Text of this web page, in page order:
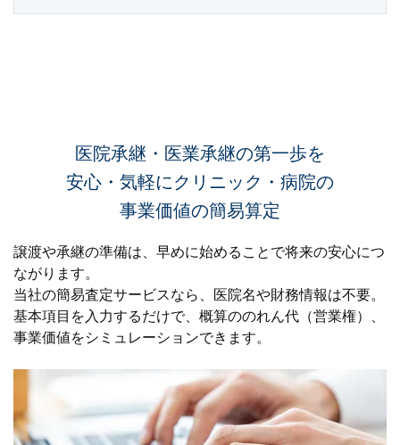
医院承継・医業承継の第一歩を
安心・気軽にクリニック・病院の
事業価値の簡易算定
譲渡や承継の準備は、早めに始めることで将来の安心につ
ながります。
当社の簡易査定サービスなら、医院名や財務情報は不要。
基本項目を入力するだけで、 概算ののれん代（営業権）、
事業価値をシミュレーションできます。